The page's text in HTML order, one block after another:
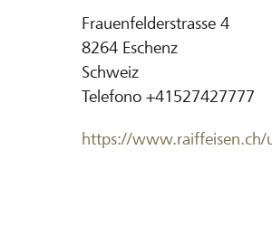
Frauenfelderstrasse 4
8264 Eschenz
Schweiz
Telefono +41527427777
https://www.raiffeisen.ch/